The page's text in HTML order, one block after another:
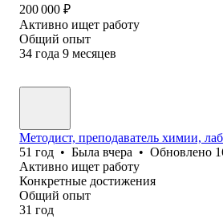
200 000 ₽
Активно ищет работу
Общий опыт
34 года 9 месяцев
Методист, преподаватель химии,
51 год • Была вчера • Обновлено
Активно ищет работу
Конкретные достижения
Общий опыт
31 год